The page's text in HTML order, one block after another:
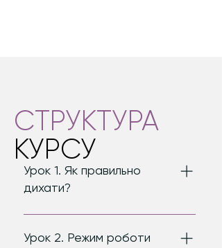
Урок 1. Як правильно
дихати?
Що таке діафрамга та як її
відчути. Як і де утворюється
Урок 2. Режим роботи
СТРУКТУРА
КУРСУ